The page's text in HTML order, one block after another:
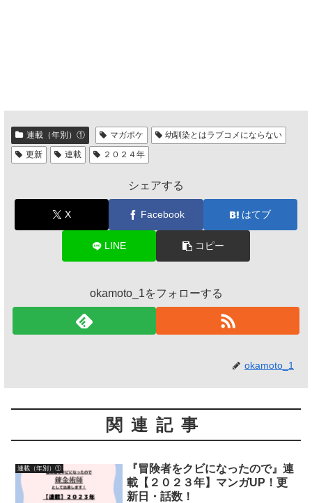
連載（年別）① マガポケ
幼馴染とはラブコメにならない
更新
連載 ２０２４年
シェアする
X Facebook はてブ
LINE コピー
okamoto_1をフォローする
okamoto_1
関連記事
連載（年別）①
『冒険者をクビになったので』連
載【２０２３年】マンガUP！更
新日・話数！